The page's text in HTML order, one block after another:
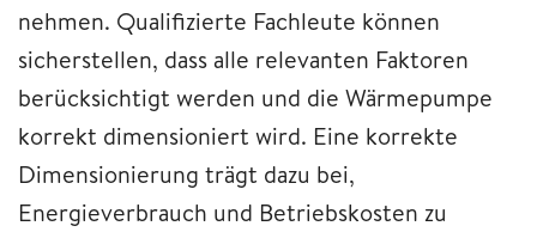
nehmen. Qualifizierte Fachleute können
sicherstellen, dass alle relevanten Faktoren
berücksichtigt werden und die Wärmepumpe
korrekt dimensioniert wird. Eine korrekte
Dimensionierung trägt dazu bei,
Energieverbrauch und Betriebskosten zu